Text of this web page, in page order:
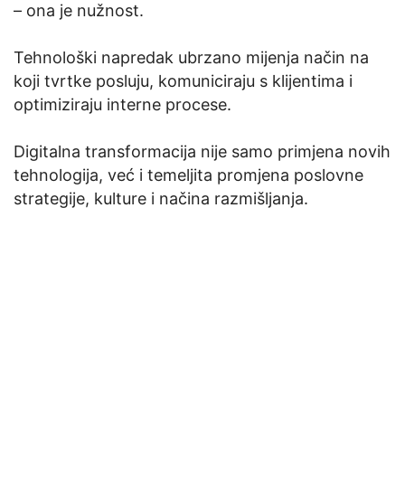
– ona je nužnost.
Tehnološki napredak ubrzano mijenja način na
koji tvrtke posluju, komuniciraju s klijentima i
optimiziraju interne procese.
Digitalna transformacija nije samo primjena novih
tehnologija, već i temeljita promjena poslovne
strategije, kulture i načina razmišljanja.